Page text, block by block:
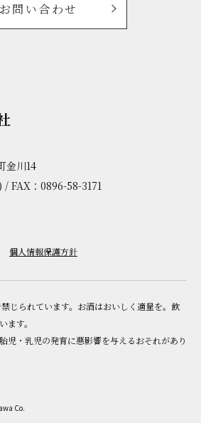
金川14
/ FAX：0896-58-3171
個人情報保護方針
お問い合わせ
じられています。お酒はおいしく適量を。飲
ます。
児・乳児の発育に悪影響を与えるおそれがあり
Co.